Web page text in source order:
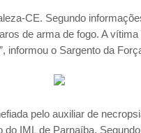
CE. Segundo
de arma de fogo. A
informou o Sargento da
pelo auxiliar de
IML de Parnaíba.